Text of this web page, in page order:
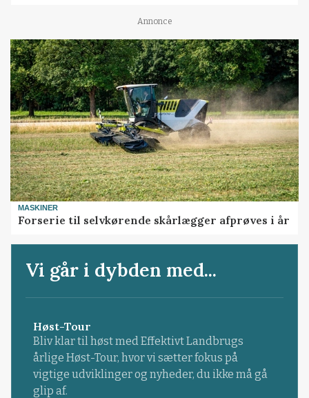
Annonce
MASKINER
Forserie til selvkørende skårlægger afprøves i år
Vi går i dybden med...
Høst-Tour
Bliv klar til høst med Effektivt Landbrugs
årlige Høst-Tour, hvor vi sætter fokus på
vigtige udviklinger og nyheder, du ikke må gå
glip af.